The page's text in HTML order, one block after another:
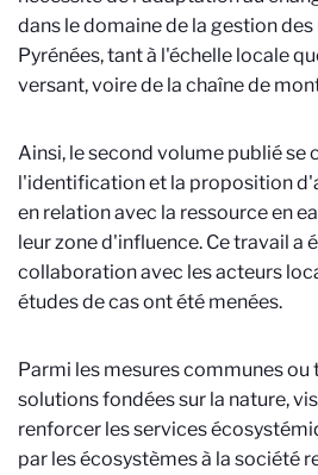
dans le domaine de la gestion
Pyrénées, tant à l'échelle locale
versant, voire de la chaîne de
Ainsi, le second volume publié se
l'identification et la proposition
en relation avec la ressource en
leur zone d'influence. Ce travail a
collaboration avec les acteurs
études de cas ont été menées.
Parmi les mesures communes ou
solutions fondées sur la nature,
renforcer les services
par les écosystèmes à la société